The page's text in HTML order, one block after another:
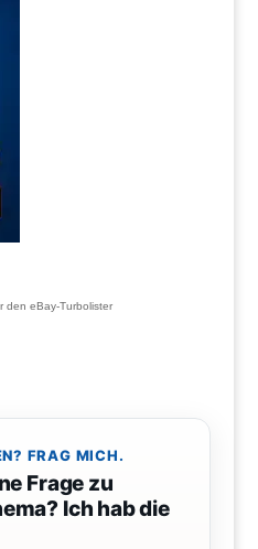
den eBay-Turbolister
FRAG MICH.
Frage zu
Ich hab die